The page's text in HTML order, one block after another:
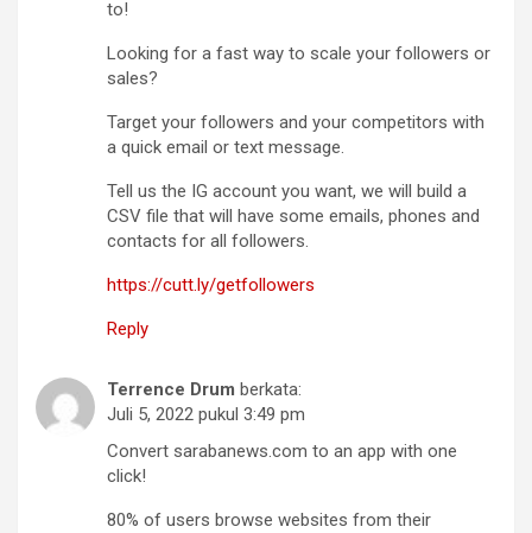
to!
Looking for a fast way to scale your followers or
sales?
Target your followers and your competitors with
a quick email or text message.
Tell us the IG account you want, we will build a
CSV file that will have some emails, phones and
contacts for all followers.
https://cutt.ly/getfollowers
Reply
Terrence Drum berkata:
Juli 5, 2022 pukul 3:49 pm
Convert sarabanews.com to an app with one
click!
80% of users browse websites from their